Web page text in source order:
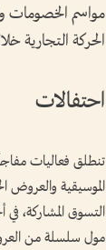
مواسم الخصومات
الحركة التجارية
احتفالات
الموسيقية والعروض
التسوق المشاركة،